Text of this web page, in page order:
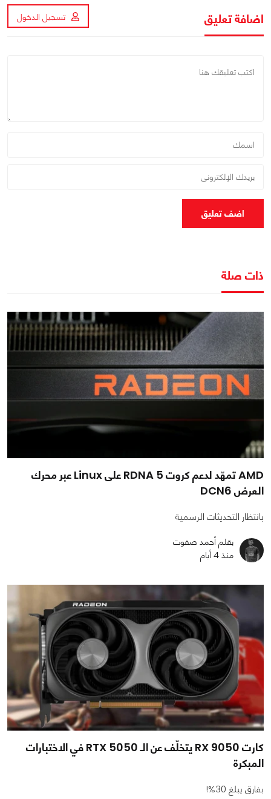
اضافة تعليق تسجيل الدخول
اضف تعليق
ذات صلة
AMD تمهّد لدعم كروت RDNA 5 على Linux عبر محرك
العرض DCN6
بانتظار التحديثات الرسمية
بقلم أحمد صفوت
منذ 4 أيام
كارت RX 9050 يتخلّف عن الـ RTX 5050 في الاختبارات
المبكرة
بفارق يبلغ 30%!